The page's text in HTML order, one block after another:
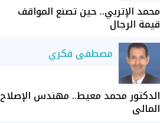
محمد الإتربي.. حين تصنع المواقف
قيمة الرجال
مصطفى فكري
الدكتور محمد معيط.. مهندس الإصلاح
المالي